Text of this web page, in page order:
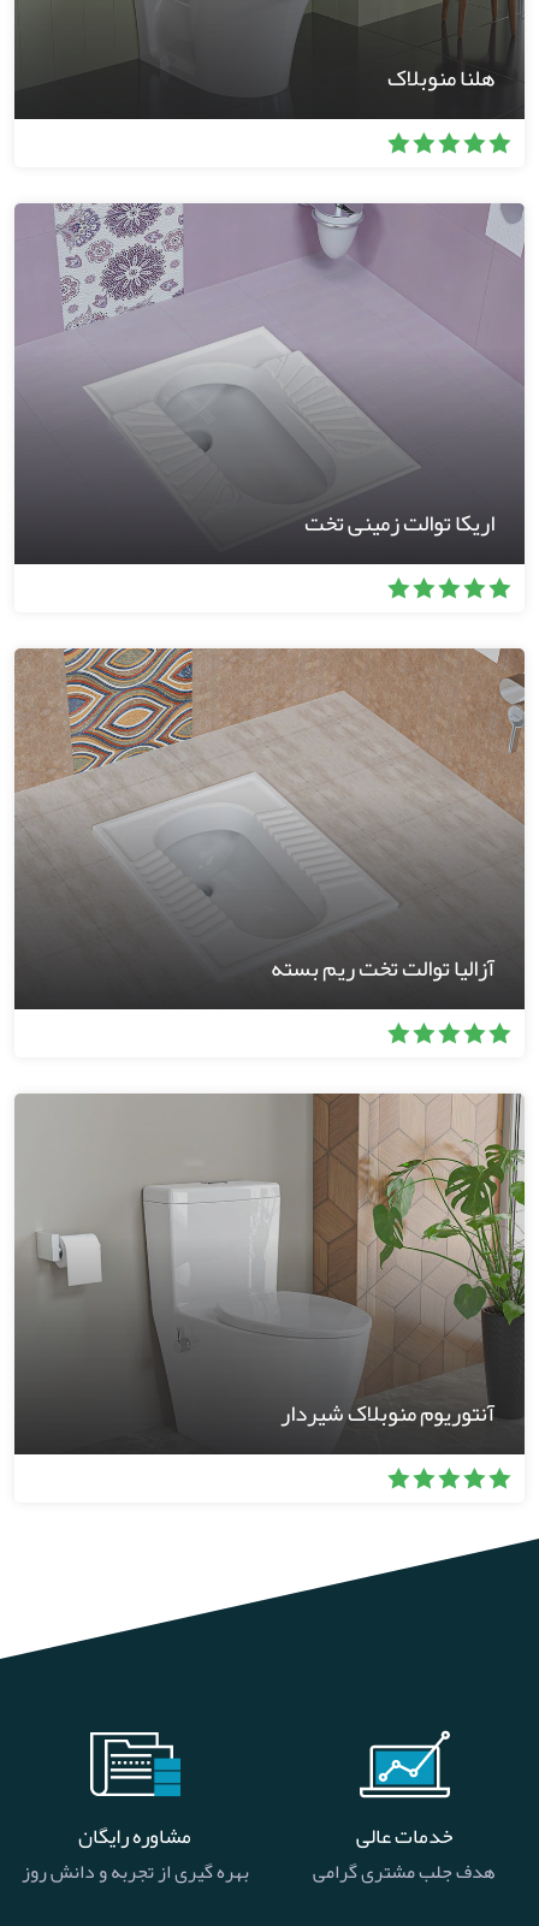
هلنا منوبلاک
اریکا توالت زمینی تخت
آزالیا توالت تخت ریم بسته
آنتوریوم منوبلاک شیردار
خدمات عالی
هدف جلب مشتری گرامی
مشاوره رایگان
بهره گیری از تجربه و دانش روز